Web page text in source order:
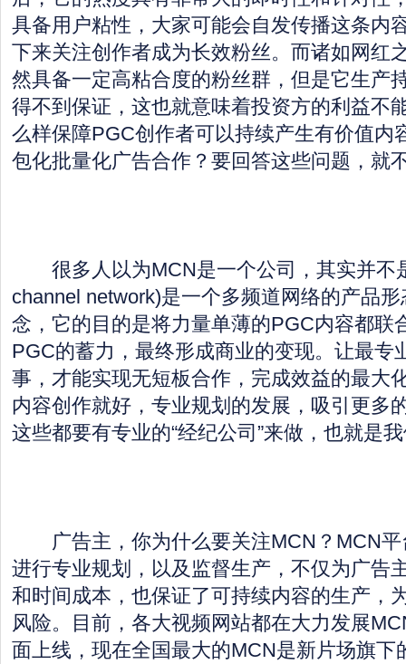
具备用户粘性，大家可能会自发传播这条内
下来关注创作者成为长效粉丝。而诸如网红
然具备一定高粘合度的粉丝群，但是它生产
得不到保证，这也就意味着投资方的利益不
么样保障PGC创作者可以持续产生有价值内
包化批量化广告合作？要回答这些问题，就
很多人以为MCN是一个公司，其实并不
channel network)是一个多频道网络的产品
念，它的目的是将力量单薄的PGC内容都联
PGC的蓄力，最终形成商业的变现。让最专
事，才能实现无短板合作，完成效益的最大
内容创作就好，专业规划的发展，吸引更多
这些都要有专业的“经纪公司”来做，也就是
广告主，你为什么要关注MCN？MCN平
进行专业规划，以及监督生产，不仅为广告
和时间成本，也保证了可持续内容的生产，
风险。目前，各大视频网站都在大力发展
面上线，现在全国最大的MCN是新片场旗下